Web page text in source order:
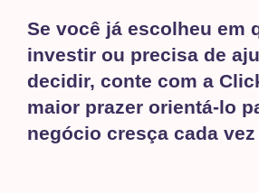
Se você já escolheu em
investir ou precisa de
decidir, conte com a
maior prazer orientá-lo
negócio cresça cada